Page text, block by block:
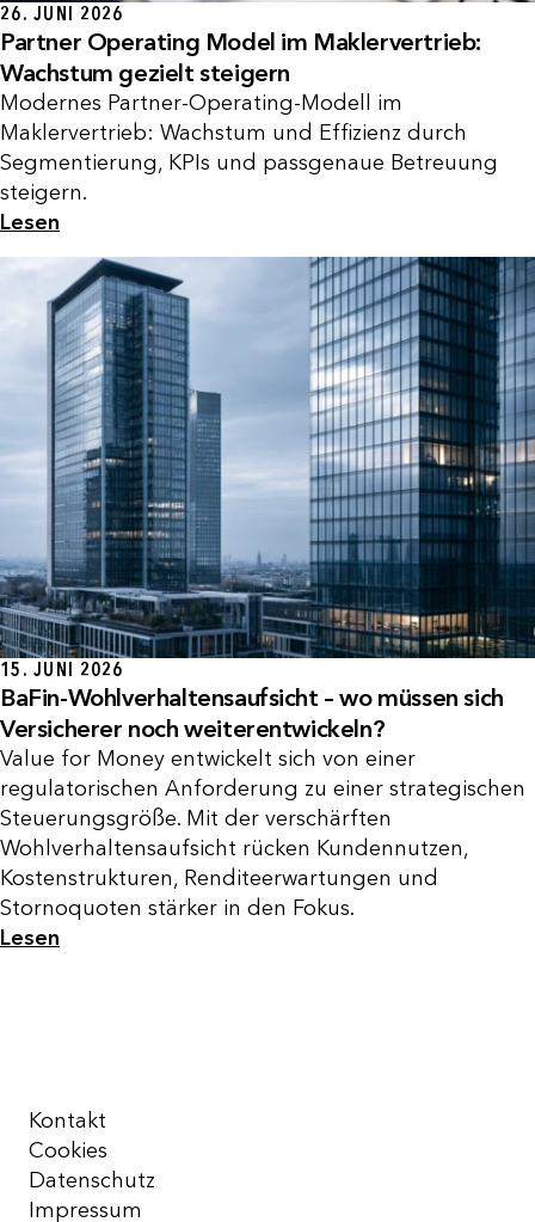
26. JUNI 2026
Partner Operating Model im Maklervertrieb:
Wachstum gezielt steigern
Modernes Partner-Operating-Modell im
Maklervertrieb: Wachstum und Effizienz durch
Segmentierung, KPIs und passgenaue Betreuung
steigern.
Lesen
15. JUNI 2026
BaFin-Wohlverhaltensaufsicht – wo müssen sich
Versicherer noch weiterentwickeln?
Value for Money entwickelt sich von einer
regulatorischen Anforderung zu einer strategischen
Steuerungsgröße. Mit der verschärften
Wohlverhaltensaufsicht rücken Kundennutzen,
Kostenstrukturen, Renditeerwartungen und
Stornoquoten stärker in den Fokus.
Lesen
Kontakt
Cookies
Datenschutz
Impressum